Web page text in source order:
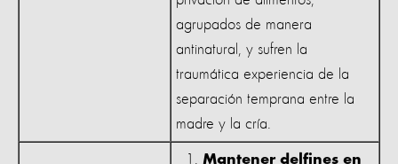
agrupados de manera
antinatural, y sufren la
traumática experiencia de la
separación temprana entre la
madre y la cría.
Mantener delfines en